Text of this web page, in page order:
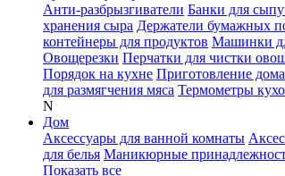
Анти-разбрызгиватели Банки для
хранения сыра Держатели бумажных
контейнеры для продуктов Машинки
Овощерезки Перчатки для чистки
Порядок на кухне Приготовление
для размягчения мяса Термометры
N
Дом
Аксессуары для ванной комнаты
для белья Маникюрные
Показать все